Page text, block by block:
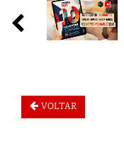
VOLTAR